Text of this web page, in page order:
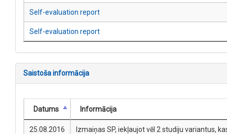
Self-evaluation report
Self-evaluation report
Saistoša informācija
Datums Informācija
25.08.2016
Izmaiņas SP, iekļaujot vēl 2 studiju variantus,